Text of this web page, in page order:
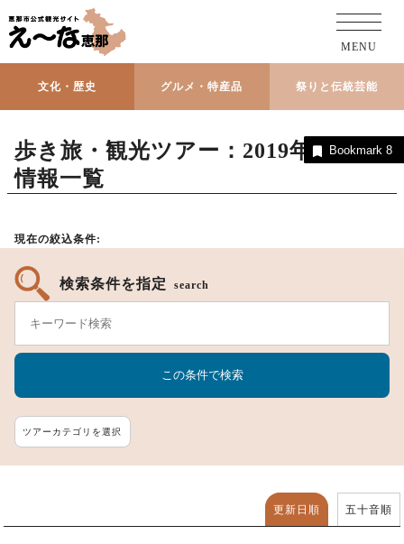
文化・歴史 グルメ・特産品 祭りと伝統芸能
MENU
歩き旅・観光ツアー：2019年度開催
情報一覧
現在の絞込条件:
検索条件を指定 search
ツアーカテゴリを選択
更新日順 五十音順
Bookmark 0
Bookmark 6
Bookmark 1
Bookmark 2
Bookmark 8